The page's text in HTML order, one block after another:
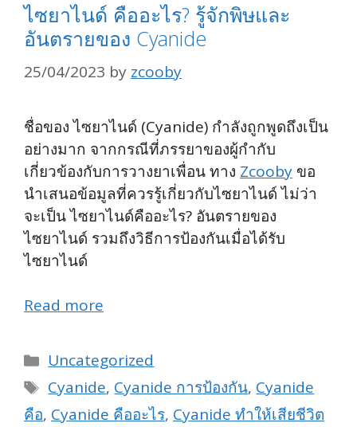
ไซยาไนด์ คืออะไร? รู้จักพิษและ
อันตรายของ Cyanide
25/04/2023 by zcooby
ชื่อของ ไซยาไนด์ (Cyanide) กำลังถูกพูดถึงเป็น
อย่างมาก จากกรณีที่ภรรยาของผู้กำกับ
เกี่ยวข้องกับการวางยาเพื่อน ทาง Zcooby ขอ
นำเสนอข้อมูลที่ควรรู้เกี่ยวกับไซยาไนด์ ไม่ว่า
จะเป็น ไซยาไนด์คืออะไร? อันตรายของ
ไซยาไนด์ รวมถึงวิธีการป้องกันเมื่อได้รับ
ไซยาไนด์
Read more
Categories
Uncategorized
Tags
Cyanide, Cyanide การป้องกัน, Cyanide
คือ, Cyanide คืออะไร, Cyanide ทำให้เสียชีวิต